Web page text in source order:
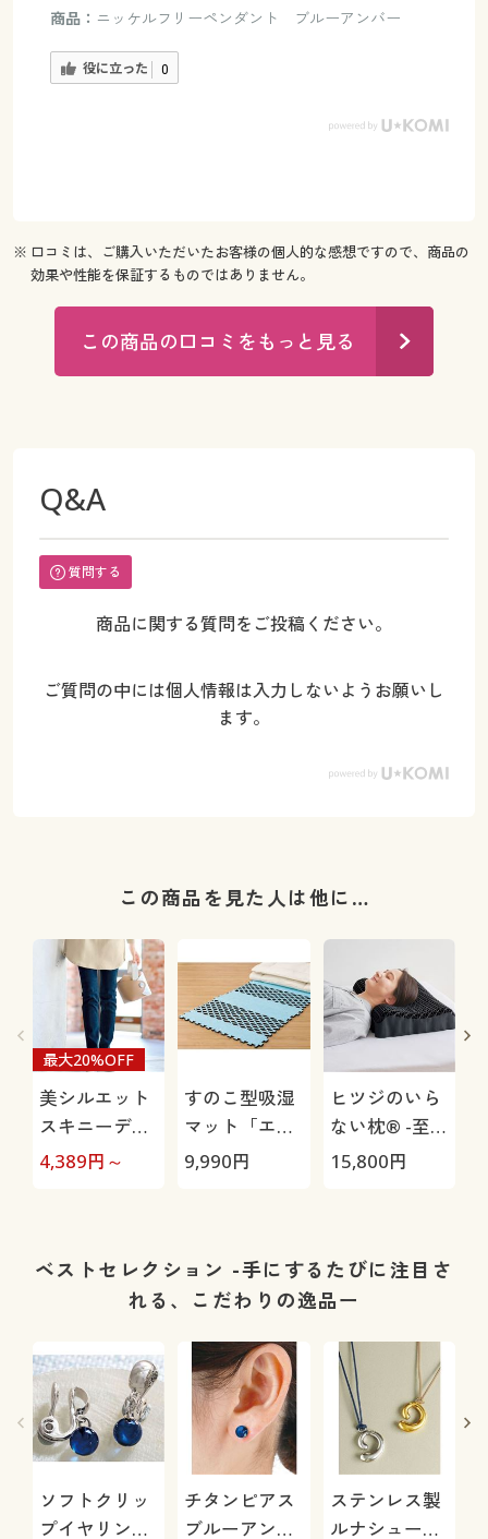
商品： ニッケルフリーペンダント ブルーアンバー
役に立った 0
※ 口コミは、ご購入いただいたお客様の個人的な感想ですので、商品の
効果や性能を保証するものではありません。
この商品の口コミをもっと見る
Q&A
質問する
商品に関する質問をご投稿ください。
ご質問の中には個人情報は入力しないようお願いし
ます。
この商品を見た人は他に…
美シルエット
スキニーデニ
ムパンツ(洗濯
最大20%OFF
4,389円～
すのこ型吸湿
マット「エア
ージョブ®」
9,990円
ヒツジのいら
ない枕® -至
極-
15,800円
ベストセレクション -手にするたびに注目さ
れる、こだわりの逸品ー
ソフトクリッ
プイヤリング
チタンピアス
ブルーアンバ
ステンレス製
ルナシューペ